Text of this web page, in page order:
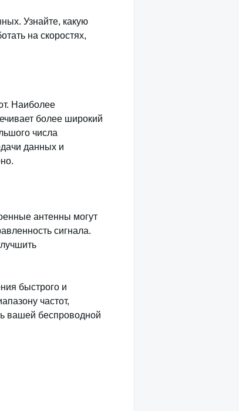
Узнайте, какую
на скоростях,
Наиболее
более широкий
числа
данных и
антенны могут
сигнала.
быстрого и
частот,
вашей беспроводной